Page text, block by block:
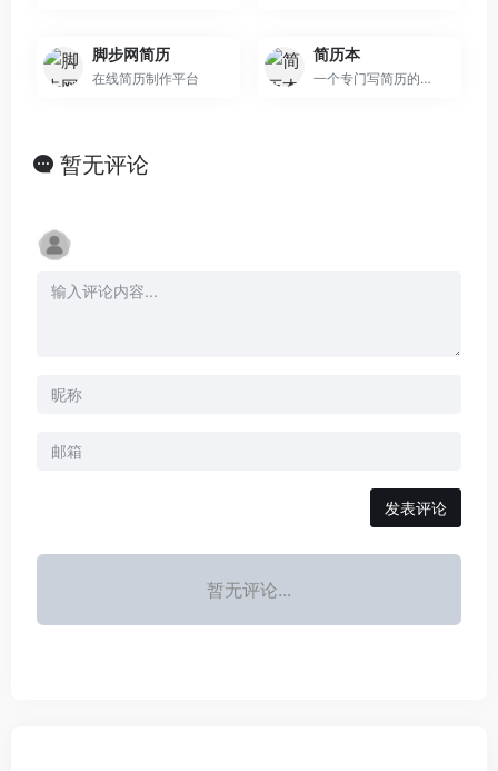
脚步网简历
在线简历制作平台
简历本
一个专门写简历的网站
暂无评论
发表评论
暂无评论...